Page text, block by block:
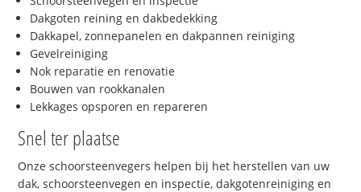
Dakgoten reining en dakbedekking
Dakkapel, zonnepanelen en dakpannen reiniging
Gevelreiniging
Nok reparatie en renovatie
Bouwen van rookkanalen
Lekkages opsporen en repareren
Snel ter plaatse
Onze schoorsteenvegers helpen bij het herstellen van uw
dak, schoorsteenvegen en inspectie, dakgotenreiniging en